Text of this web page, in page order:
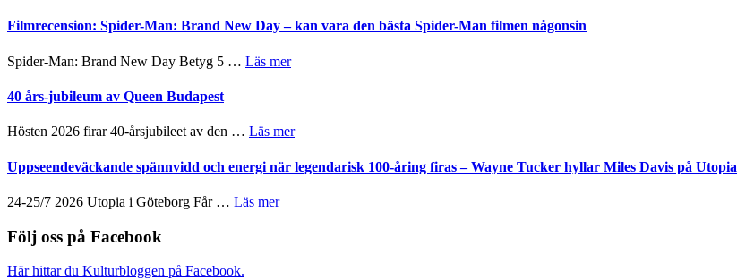
storform
Mauri?
välgjort
unga
Vegas
Toronto
Filmrecension: Spider-Man: Brand New Day – kan vara den bästa Spider-Man filmen någonsin
Spider-Man: Brand New Day Betyg 5 … Läs merom
New
–
40 års-jubileum av Queen Budapest
Hösten 2026 firar 40-årsjubileet av den … Läs merom
års-
jubileum
Uppseendeväckande spännvidd och energi när legendarisk 100-åring firas – Wayne Tucker hyllar Miles Davis på Utopia
24-25/7 2026 Utopia i Göteborg Får … Läs merom
Följ oss på Facebook
Här hittar du Kulturbloggen på Facebook.